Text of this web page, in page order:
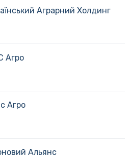
Аграрний Холдинг
Агро
Агро
Альянс